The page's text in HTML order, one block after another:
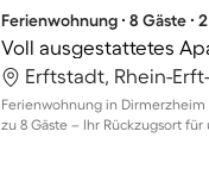
Ferienwohnung ∙ 8 Gäste ∙
Voll ausgestattetes
Erftstadt, Rhein-
Ferienwohnung in
zu 8 Gäste – Ihr Rückzugsort für